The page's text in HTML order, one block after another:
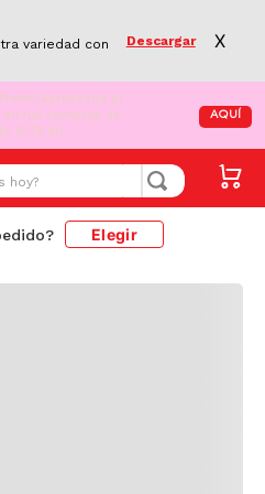
variedad con
Descargar X
Aprovecha el
en tus compras de
S/79.90
AQUÍ
Elegir